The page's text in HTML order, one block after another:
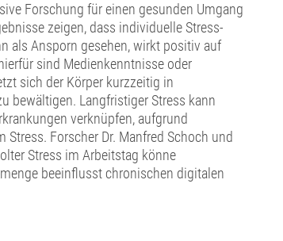
Forschung für einen gesunden Umgang
zeigen, dass individuelle Stress-
als Ansporn gesehen, wirkt positiv auf
sind Medienkenntnisse oder
sich der Körper kurzzeitig in
bewältigen. Langfristiger Stress kann
verknüpfen, aufgrund
Forscher Dr. Manfred Schoch und
Stress im Arbeitstag könne
beeinflusst chronischen digitalen